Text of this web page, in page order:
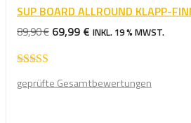
SUP BOARD ALLROUND KLAPP-
89,90€ URSPRÜNGLICHER
89,90 €
69,99 € AKTUELLER
69,99 €.
INKL. 19 % MWST.
4.75von 5
geprüfte Gesamtbewertungen